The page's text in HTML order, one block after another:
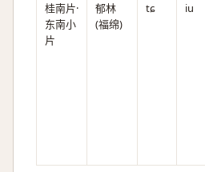
桂南片·
东南小
片
郁林
(福绵)
tɕ iu